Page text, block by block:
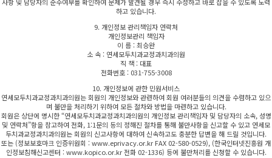
사항 및 담당자의 준수여부를 확인하여 문제가 발견될 경우 즉시 수정하고 바로 잡을 수 있도록 노력
하고 있습니다.
9. 개인정보 관리책임자 연락처
개인정보관리 책임자
이 름 : 최승완
소 속 : 연세모두치과교정과치과의원
직 책 : 대표
전화번호 : 031-755-3008
10. 개인정보에 관한 민원서비스
연세모두치과교정과치과의원는 회원의 개인정보와 관련하여 회원 여러분들의 의견을 수렴하고 있으
며 불만을 처리하기 위하여 모든 절차와 방법을 마련하고 있습니다.
회원은 상단에 명시한 “연세모두치과교정과치과의원의 개인정보 관리책임자 및 담당자의 소속, 성명
및 연락처”항을 참고하여 전화, 1:1문의 등의 정해진 절차를 통해 불만사항을 신고할 수 있고 연세모
두치과교정과치과의원는 회원의 신고사항에 대하여 신속하고도 충분한 답변을 해 드릴 것입니다.
또는 (정보보호마크 인증위원회 : www.eprivacy.or.kr FAX 02-580-0529), (한국인터넷진흥원 개
인정보침해신고센터 : www.kopico.or.kr 전화 02-1336) 등에 불만처리를 신청할 수 있습니다.